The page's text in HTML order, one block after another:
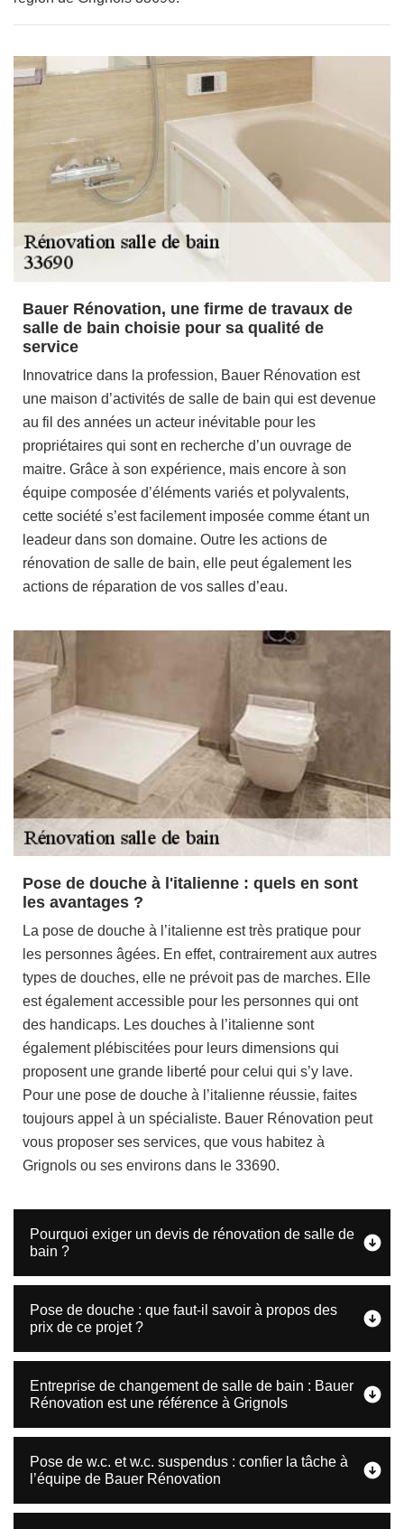
Bauer Rénovation, une firme de travaux de
salle de bain choisie pour sa qualité de
service
Innovatrice dans la profession, Bauer Rénovation est
une maison d’activités de salle de bain qui est devenue
au fil des années un acteur inévitable pour les
propriétaires qui sont en recherche d’un ouvrage de
maitre. Grâce à son expérience, mais encore à son
équipe composée d’éléments variés et polyvalents,
cette société s’est facilement imposée comme étant un
leadeur dans son domaine. Outre les actions de
rénovation de salle de bain, elle peut également les
actions de réparation de vos salles d’eau.
Pose de douche à l'italienne : quels en sont
les avantages ?
La pose de douche à l’italienne est très pratique pour
les personnes âgées. En effet, contrairement aux autres
types de douches, elle ne prévoit pas de marches. Elle
est également accessible pour les personnes qui ont
des handicaps. Les douches à l’italienne sont
également plébiscitées pour leurs dimensions qui
proposent une grande liberté pour celui qui s’y lave.
Pour une pose de douche à l’italienne réussie, faites
toujours appel à un spécialiste. Bauer Rénovation peut
vous proposer ses services, que vous habitez à
Grignols ou ses environs dans le 33690.
Pourquoi exiger un devis de rénovation de salle de
bain ?
Pose de douche : que faut-il savoir à propos des
prix de ce projet ?
Entreprise de changement de salle de bain : Bauer
Rénovation est une référence à Grignols
Pose de w.c. et w.c. suspendus : confier la tâche à
l’équipe de Bauer Rénovation